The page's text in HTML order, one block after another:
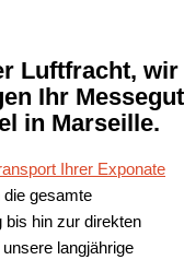
Luftfracht, wir
Ihr Messegut
in Marseille.
Ihrer Exponate
die gesamte
bis hin zur direkten
langjährige